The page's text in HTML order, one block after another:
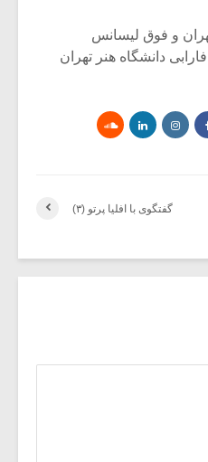
و فوق لیسانس
دانشگاه هنر تهران
گفتگوی با افلیا پرتو (۳)